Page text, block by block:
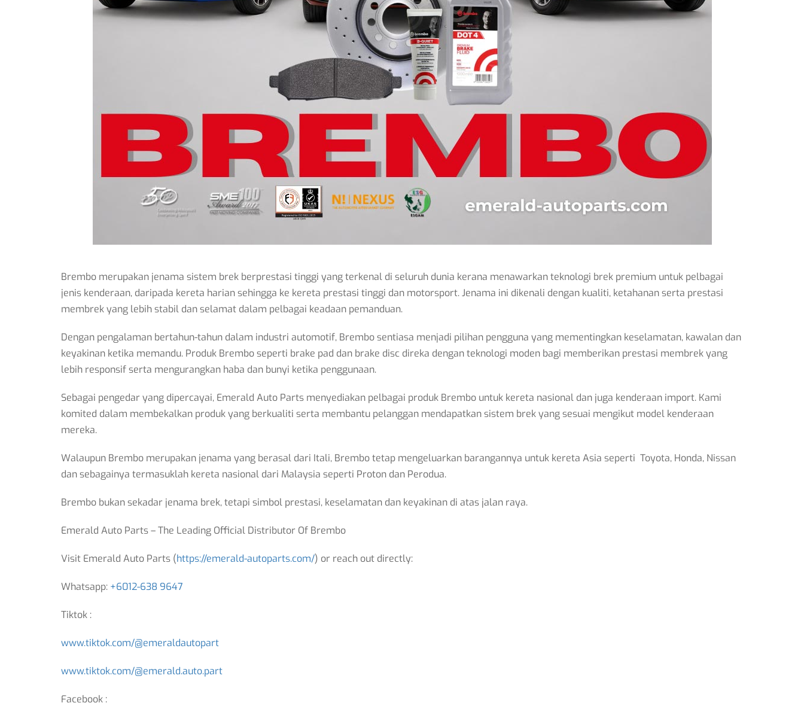
Brembo merupakan jenama sistem brek berprestasi tinggi yang terkenal di seluruh dunia kerana menawarkan teknologi brek premium untuk pelbagai
jenis kenderaan, daripada kereta harian sehingga ke kereta prestasi tinggi dan motorsport. Jenama ini dikenali dengan kualiti, ketahanan serta prestasi
membrek yang lebih stabil dan selamat dalam pelbagai keadaan pemanduan.
Dengan pengalaman bertahun-tahun dalam industri automotif, Brembo sentiasa menjadi pilihan pengguna yang mementingkan keselamatan, kawalan dan
keyakinan ketika memandu. Produk Brembo seperti brake pad dan brake disc direka dengan teknologi moden bagi memberikan prestasi membrek yang
lebih responsif serta mengurangkan haba dan bunyi ketika penggunaan.
Sebagai pengedar yang dipercayai, Emerald Auto Parts menyediakan pelbagai produk Brembo untuk kereta nasional dan juga kenderaan import. Kami
komited dalam membekalkan produk yang berkualiti serta membantu pelanggan mendapatkan sistem brek yang sesuai mengikut model kenderaan
mereka.
Walaupun Brembo merupakan jenama yang berasal dari Itali, Brembo tetap mengeluarkan barangannya untuk kereta Asia seperti Toyota, Honda, Nissan
dan sebagainya termasuklah kereta nasional dari Malaysia seperti Proton dan Perodua.
Brembo bukan sekadar jenama brek, tetapi simbol prestasi, keselamatan dan keyakinan di atas jalan raya.
Emerald Auto Parts – The Leading Official Distributor Of Brembo
Visit Emerald Auto Parts (https://emerald-autoparts.com/) or reach out directly:
Whatsapp: +6012-638 9647
Tiktok :
www.tiktok.com/@emeraldautopart
www.tiktok.com/@emerald.auto.part
Facebook :